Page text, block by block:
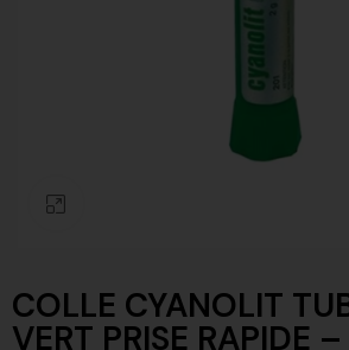
COLLE CYANOLIT
VERT PRISE RAPIDE